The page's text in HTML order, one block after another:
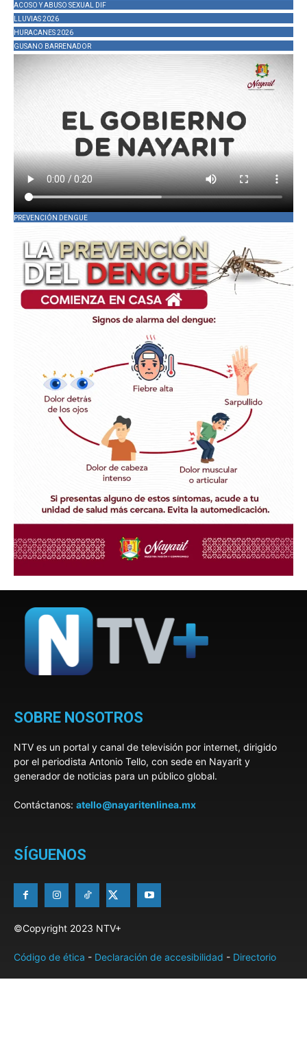
ACOSO Y ABUSO SEXUAL DIF
LLUVIAS 2026
HURACANES 2026
GUSANO BARRENADOR
PREVENCIÓN DENGUE
SOBRE NOSOTROS
NTV es un portal y canal de televisión por internet, dirigido
por el periodista Antonio Tello, con sede en Nayarit y
generador de noticias para un público global.
Contáctanos: atello@nayaritenlinea.mx
SÍGUENOS
©Copyright 2023 NTV+
Código de ética - Declaración de accesibilidad - Directorio